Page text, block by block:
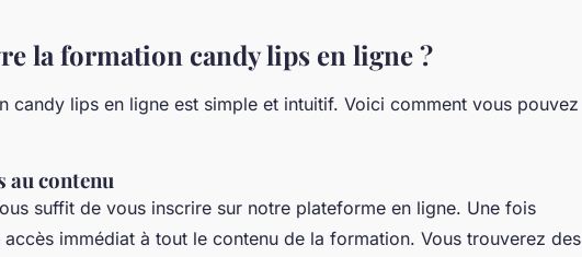
la formation candy lips en ligne ?
candy lips en ligne est simple et intuitif. Voici comment vous pouvez
au contenu
suffit de vous inscrire sur notre plateforme en ligne. Une fois
immédiat à tout le contenu de la formation. Vous trouverez des